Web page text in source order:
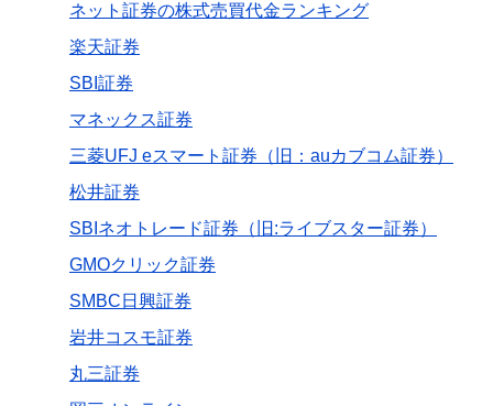
ネット証券の株式売買代金ランキング
楽天証券
SBI証券
マネックス証券
三菱UFJ eスマート証券（旧：auカブコム証券）
松井証券
SBIネオトレード証券（旧:ライブスター証券）
GMOクリック証券
SMBC日興証券
岩井コスモ証券
丸三証券